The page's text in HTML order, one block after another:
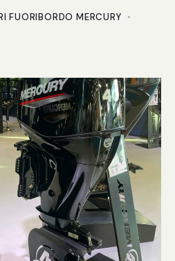
FUORIBORDO MERCURY